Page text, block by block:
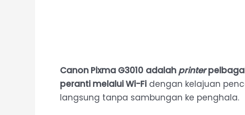
Canon Pixma G3010 adalah printer
peranti melalui Wi-Fi dengan kelajuan
langsung tanpa sambungan ke penghala.